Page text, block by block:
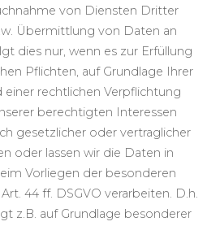
von Diensten Dritter
Übermittlung von Daten an
dies nur, wenn es zur Erfüllung
Pflichten, auf Grundlage Ihrer
einer rechtlichen Verpflichtung
berechtigten Interessen
gesetzlicher oder vertraglicher
oder lassen wir die Daten in
Vorliegen der besonderen
44 ff. DSGVO verarbeiten. D.h.
z.B. auf Grundlage besonderer